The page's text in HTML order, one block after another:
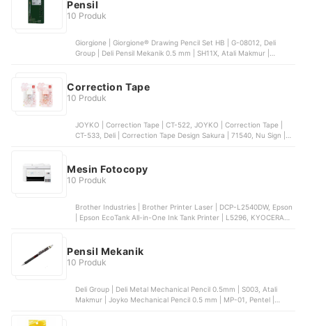
Pensil
10 Produk
Giorgione | Giorgione® Drawing Pencil Set HB | G-08012, Deli
Group | Deli Pensil Mekanik 0.5 mm | SH11X, Atali Makmur |
2B
Correction Tape
10 Produk
JOYKO | Correction Tape | CT-522, JOYKO | Correction Tape |
CT-533, Deli | Correction Tape Design Sakura | 71540, Nu Sign |
Mesin Fotocopy
10 Produk
Brother Industries | Brother Printer Laser | DCP-L2540DW, Epson
| Epson EcoTank All-in-One Ink Tank Printer | L5296, KYOCERA
Kyocera Ecosys | M2040dn, Epson | EcoTank A3 Wi-Fi Duplex All-
in-One Ink Tank Printer | L15150
Pensil Mekanik
10 Produk
Deli Group | Deli Metal Mechanical Pencil 0.5mm | S003, Atali
Makmur | Joyko Mechanical Pencil 0.5 mm | MP-01, Pentel |